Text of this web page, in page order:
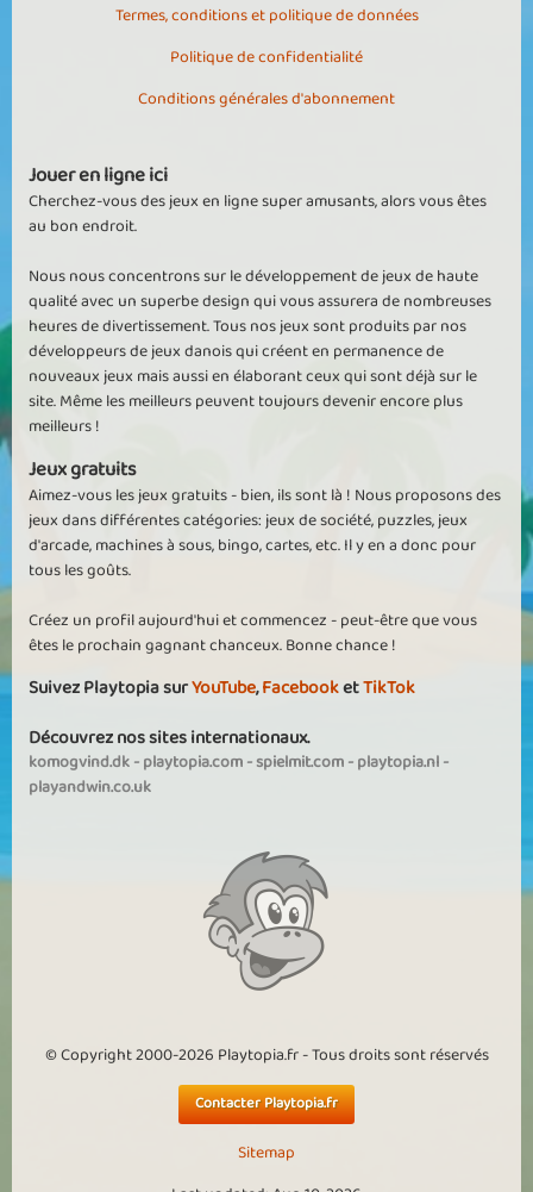
Termes, conditions et politique de données
Politique de confidentialité
Conditions générales d'abonnement
Jouer en ligne ici
Cherchez-vous des jeux en ligne super amusants, alors vous êtes
au bon endroit.
Nous nous concentrons sur le développement de jeux de haute
qualité avec un superbe design qui vous assurera de nombreuses
heures de divertissement. Tous nos jeux sont produits par nos
développeurs de jeux danois qui créent en permanence de
nouveaux jeux mais aussi en élaborant ceux qui sont déjà sur le
site. Même les meilleurs peuvent toujours devenir encore plus
meilleurs !
Jeux gratuits
Aimez-vous les jeux gratuits - bien, ils sont là ! Nous proposons des
jeux dans différentes catégories: jeux de société, puzzles, jeux
d'arcade, machines à sous, bingo, cartes, etc. Il y en a donc pour
tous les goûts.
Créez un profil aujourd'hui et commencez - peut-être que vous
êtes le prochain gagnant chanceux. Bonne chance !
Suivez Playtopia surYouTube,FacebooketTikTok
Découvrez nos sites internationaux.
komogvind.dk-playtopia.com-spielmit.com-playtopia.nl-
playandwin.co.uk
© Copyright 2000-2026 Playtopia.fr - Tous droits sont réservés
Contacter Playtopia.fr
Sitemap